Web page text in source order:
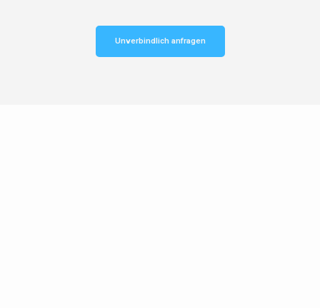
Unverbindlich anfragen